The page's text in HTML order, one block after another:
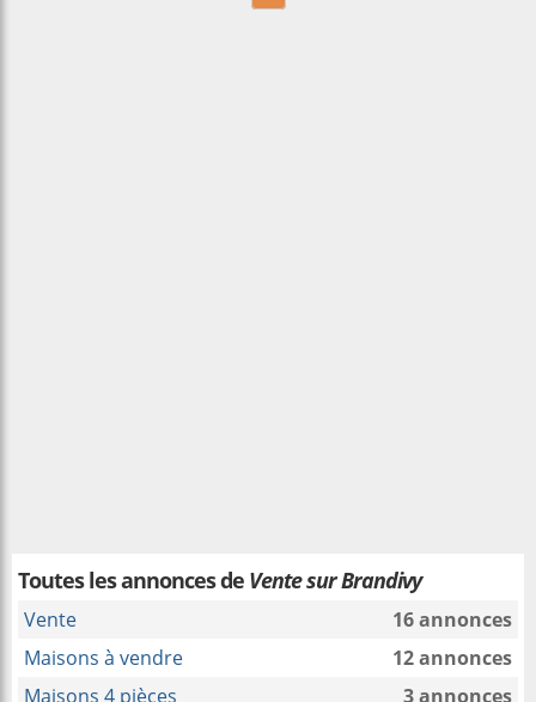
Toutes les annonces de Vente sur Brandivy
Vente
16 annonces
Maisons à vendre
12 annonces
Maisons 4 pièces
3 annonces